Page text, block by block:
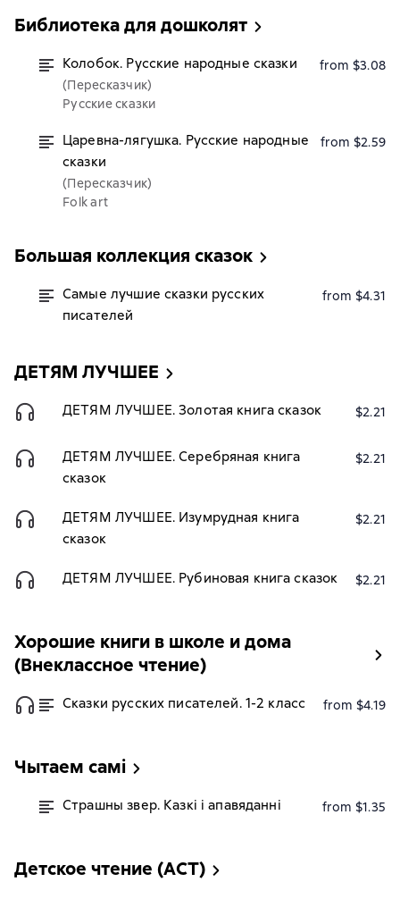
Библиотека для дошколят
Колобок. Русские народные сказки
(Пересказчик)
Русские сказки
from $3.08
Царевна-лягушка. Русские народные
сказки
(Пересказчик)
Folk art
from $2.59
Большая коллекция сказок
Самые лучшие сказки русских
писателей
from $4.31
ДЕТЯМ ЛУЧШЕЕ
ДЕТЯМ ЛУЧШЕЕ. Золотая книга сказок $2.21
ДЕТЯМ ЛУЧШЕЕ. Серебряная книга
сказок
$2.21
ДЕТЯМ ЛУЧШЕЕ. Изумрудная книга
сказок
$2.21
ДЕТЯМ ЛУЧШЕЕ. Рубиновая книга сказок $2.21
Хорошие книги в школе и дома
(Внеклассное чтение)
Сказки русских писателей. 1-2 класс from $4.19
Чытаем самі
Страшны звер. Казкі і апавяданні from $1.35
Детское чтение (АСТ)